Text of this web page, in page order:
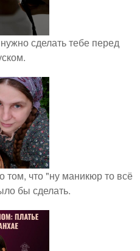
сделать тебе перед
том, что "ну маникюр то всё
бы сделать.